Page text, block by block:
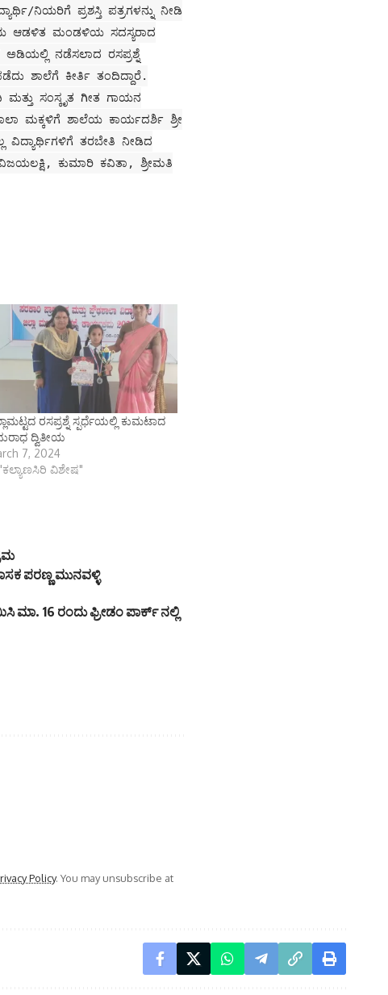
ನಿಯರಿಗೆ ಪ್ರಶಸ್ತಿ ಪತ್ರಗಳನ್ನು ನೀಡಿ
ಆಡಳಿತ ಮಂಡಳಿಯ ಸದಸ್ಯರಾದ
ನಡೆಸಲಾದ ರಸಪ್ರಶ್ನೆ
ಶಾಲೆಗೆ ಕೀರ್ತಿ ತಂದಿದ್ದಾರೆ.
ಸಂಸ್ಕೃತ ಗೀತ ಗಾಯನ
ಮಕ್ಕಳಿಗೆ ಶಾಲೆಯ ಕಾರ್ಯದರ್ಶಿ ಶ್ರೀ
ವಿದ್ಯಾರ್ಥಿಗಳಿಗೆ ತರಬೇತಿ ನೀಡಿದ
ಕುಮಾರಿ ಕವಿತಾ, ಶ್ರೀಮತಿ
ರಸಪ್ರಶ್ನೆ ಸ್ಪರ್ಧೆಯಲ್ಲಿ ಕುಮಟಾದ
ದ್ವಿತೀಯ
7, 2024
ವಿಶೇಷ"
ಪರಣ್ಣ ಮುನವಳ್ಳಿ
ಮಾ. 16 ರಂದು ಫ್ರೀಡಂ ಪಾರ್ಕ್‌ ನಲ್ಲಿ
Policy. You may unsubscribe at